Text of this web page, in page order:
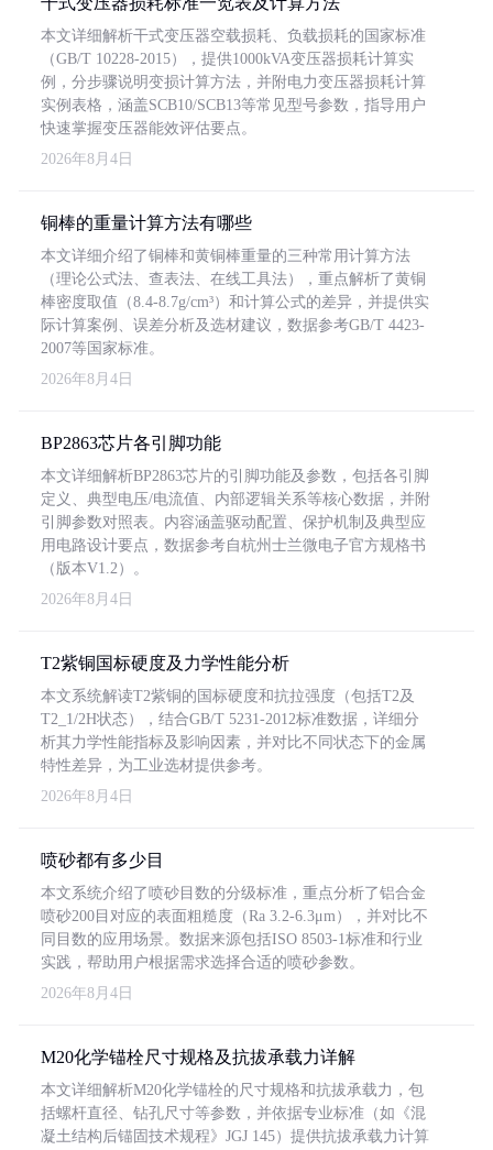
本文详细解析干式变压器空载损耗、负载损耗的国家标准
（GB/T 10228-2015），提供1000kVA变压器损耗计算实
例，分步骤说明变损计算方法，并附电力变压器损耗计算
实例表格，涵盖SCB10/SCB13等常见型号参数，指导用户
快速掌握变压器能效评估要点。
2026年8月4日
铜棒的重量计算方法有哪些
本文详细介绍了铜棒和黄铜棒重量的三种常用计算方法
（理论公式法、查表法、在线工具法），重点解析了黄铜
棒密度取值（8.4-8.7g/cm³）和计算公式的差异，并提供实
际计算案例、误差分析及选材建议，数据参考GB/T 4423-
2007等国家标准。
2026年8月4日
BP2863芯片各引脚功能
本文详细解析BP2863芯片的引脚功能及参数，包括各引脚
定义、典型电压/电流值、内部逻辑关系等核心数据，并附
引脚参数对照表。内容涵盖驱动配置、保护机制及典型应
用电路设计要点，数据参考自杭州士兰微电子官方规格书
（版本V1.2）。
2026年8月4日
T2紫铜国标硬度及力学性能分析
本文系统解读T2紫铜的国标硬度和抗拉强度（包括T2及
T2_1/2H状态），结合GB/T 5231-2012标准数据，详细分
析其力学性能指标及影响因素，并对比不同状态下的金属
特性差异，为工业选材提供参考。
2026年8月4日
喷砂都有多少目
本文系统介绍了喷砂目数的分级标准，重点分析了铝合金
喷砂200目对应的表面粗糙度（Ra 3.2-6.3μm），并对比不
同目数的应用场景。数据来源包括ISO 8503-1标准和行业
实践，帮助用户根据需求选择合适的喷砂参数。
2026年8月4日
M20化学锚栓尺寸规格及抗拔承载力详解
本文详细解析M20化学锚栓的尺寸规格和抗拔承载力，包
括螺杆直径、钻孔尺寸等参数，并依据专业标准（如《混
凝土结构后锚固技术规程》JGJ 145）提供抗拔承载力计算